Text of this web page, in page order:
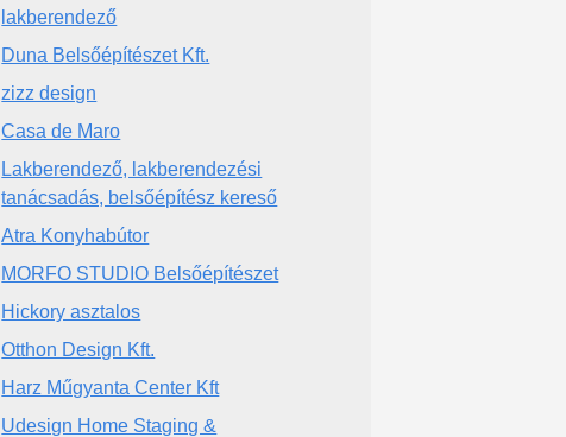
lakberendező
Duna Belsőépítészet Kft.
zizz design
Casa de Maro
Lakberendező, lakberendezési
tanácsadás, belsőépítész kereső
Atra Konyhabútor
MORFO STUDIO Belsőépítészet
Hickory asztalos
Otthon Design Kft.
Harz Műgyanta Center Kft
Udesign Home Staging &